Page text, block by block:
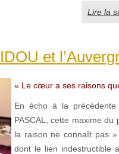
Lire la
et
« Le cœur a ses raisons
En écho à la précédente
PASCAL, cette maxime
la raison ne connaît pas »
dont le lien indestructible